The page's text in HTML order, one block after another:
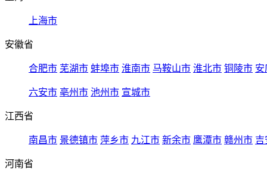
上海市
安徽省
合肥市 芜湖市 蚌埠市 淮南市 马鞍山市 淮北市 铜陵市 安
六安市 亳州市 池州市 宣城市
江西省
南昌市 景德镇市 萍乡市 九江市 新余市 鹰潭市 赣州市 吉
河南省